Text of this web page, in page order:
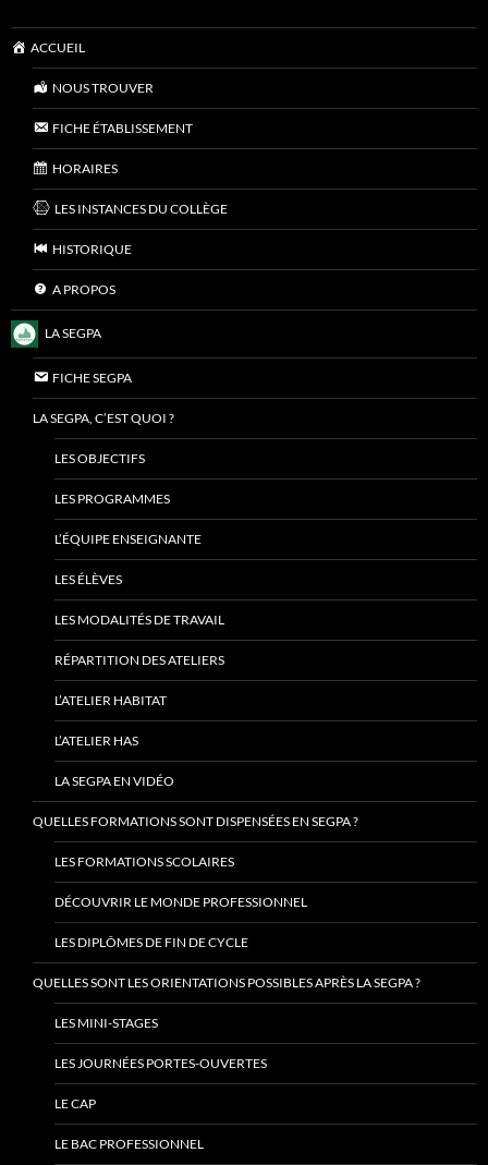
ACCUEIL
NOUS TROUVER
FICHE ÉTABLISSEMENT
HORAIRES
LES INSTANCES DU COLLÈGE
HISTORIQUE
A PROPOS
LA SEGPA
FICHE SEGPA
LA SEGPA, C’EST QUOI ?
LES OBJECTIFS
LES PROGRAMMES
L’ÉQUIPE ENSEIGNANTE
LES ÉLÈVES
LES MODALITÉS DE TRAVAIL
RÉPARTITION DES ATELIERS
L’ATELIER HABITAT
L’ATELIER HAS
LA SEGPA EN VIDÉO
QUELLES FORMATIONS SONT DISPENSÉES EN SEGPA ?
LES FORMATIONS SCOLAIRES
DÉCOUVRIR LE MONDE PROFESSIONNEL
LES DIPLÔMES DE FIN DE CYCLE
QUELLES SONT LES ORIENTATIONS POSSIBLES APRÈS LA SEGPA ?
LES MINI-STAGES
LES JOURNÉES PORTES-OUVERTES
LE CAP
LE BAC PROFESSIONNEL